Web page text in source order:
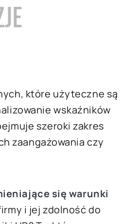
które użyteczne są
wskaźników
szeroki zakres
zaangażowania czy
się warunki
i jej zdolność do